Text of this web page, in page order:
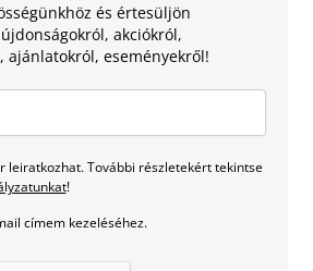
és értesüljön
akciókról,
ajánlatokról, eseményekről!
leiratkozhat. További részletekért tekintse
!
címem kezeléséhez.